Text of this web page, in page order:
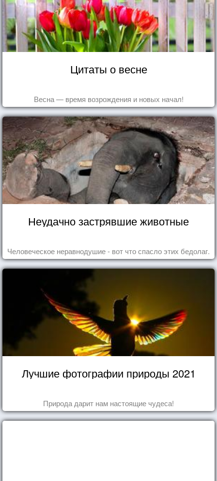
Цитаты о весне
Весна — время возрождения и новых начал!
Неудачно застрявшие животные
Человеческое неравнодушие - вот что спасло этих бедолаг.
Лучшие фотографии природы 2021
Природа дарит нам настоящие чудеса!